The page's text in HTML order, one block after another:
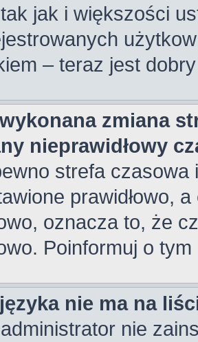
jak i większości
– teraz jest
wykonana zmiana
nieprawidłowy
strefa
prawidłowo,
oznacza to, że
Poinformuj o
nie ma na
nie